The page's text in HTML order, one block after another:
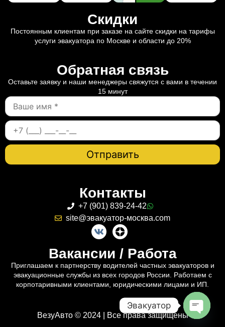
Скидки
Постоянным клиентам при заказе на сайте скидки на тарифы
услуги эвакуатора по Москве и области до 20%
Обратная связь
Оставьте заявку и наши менеджеры свяжутся с вами в течении
15 минут
Контакты
+7 (901) 839-24-42
site@эвакуатор-москва.com
Вакансии / Работа
Приглашаем к партнерству водителей частных эвакуаторов и
эвакуационные службы из всех городов России. Работаем с
корпотаривными клиентами, юридическими лицами и ИП.
ВезуАвто © 2024 | Все права защищены
Эвакуатор